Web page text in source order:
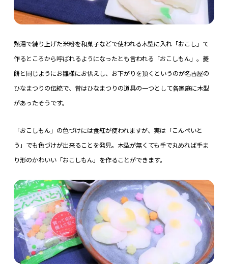
熱湯で練り上げた米粉を和菓子などで使われる木型に入れ「おこし」て
作るところから呼ばれるようになったとも言われる「おこしもん」。菱
餅と同じようにお雛様にお供えし、お下がりを頂くというのが名古屋の
ひなまつりの伝統で、昔はひなまつりの道具の一つとして各家庭に木型
があったそうです。
「おこしもん」の色づけには食紅が使われますが、実は「こんぺいと
う」でも色づけが出来ることを発見。木型が無くても手で丸めれば手ま
り形のかわいい「おこしもん」を作ることができます。